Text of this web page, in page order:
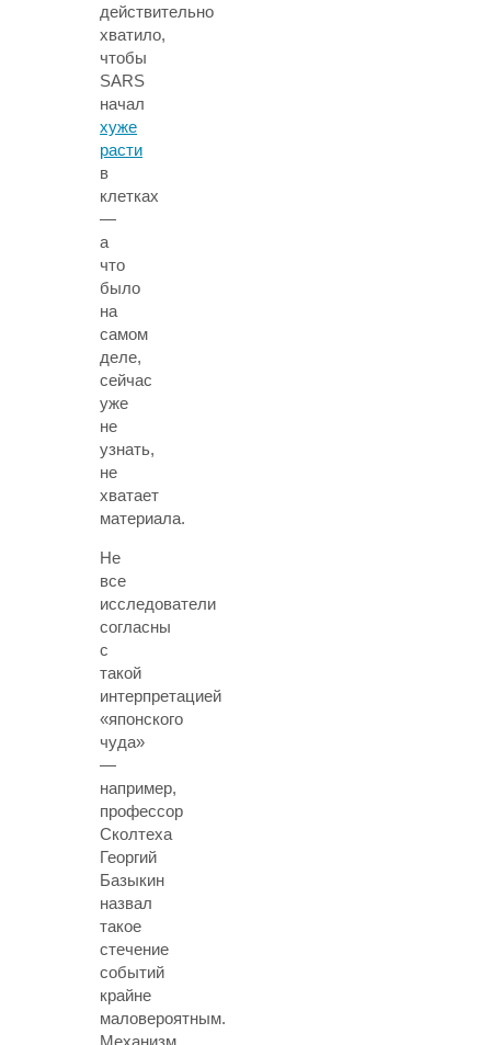
действительно
хватило,
чтобы
SARS
начал
хуже
расти
в
клетках
—
а
что
было
на
самом
деле,
сейчас
уже
не
узнать,
не
хватает
материала.
Не
все
исследователи
согласны
с
такой
интерпретацией
«японского
чуда»
—
например,
профессор
Сколтеха
Георгий
Базыкин
назвал
такое
стечение
событий
крайне
маловероятным.
Механизм,